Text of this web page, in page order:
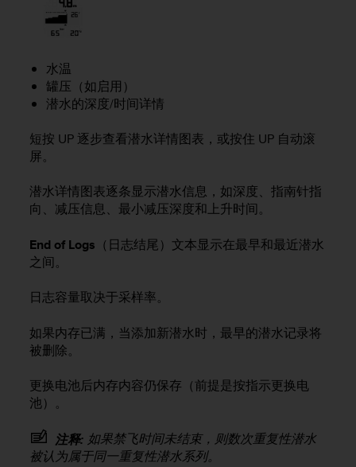
水温
罐压（如启用）
潜水的深度/时间详情
短按 UP 逐步查看潜水详情图表，或按住 UP 自动滚
屏。
潜水详情图表逐条显示潜水信息，如深度、指南针指
向、减压信息、最小减压深度和上升时间。
End of Logs （日志结尾）文本显示在最早和最近潜水
之间。
日志容量取决于采样率。
如果内存已满，当添加新潜水时，最早的潜水记录将
被删除。
更换电池后内存内容仍保存（前提是按指示更换电
池）。
注释: 如果禁飞时间未结束，则数次重复性潜水
被认为属于同一重复性潜水系列。